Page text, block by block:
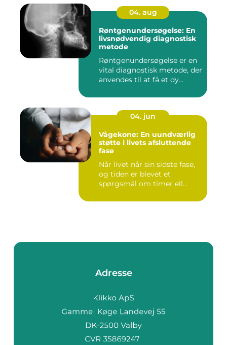
04. aug
Røntgenundersøgelse: En
livsnødvendig diagnostisk
metode
Røntgenundersøgelse er en
vital diagnostisk metode, der
anvendes til at få et dy...
04. jun
Vågekone: En uundværlig
støtte i livets afsluttende
fase
Når livet når sin sidste fase,
og tiden er blevet et
spørgsmål om timer ell...
Adresse